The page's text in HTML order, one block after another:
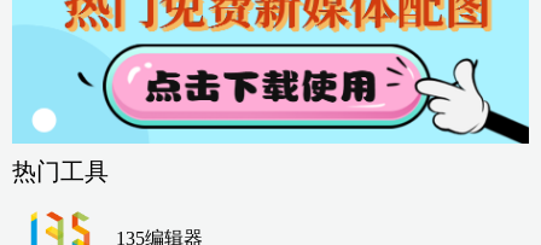
热门工具
135编辑器